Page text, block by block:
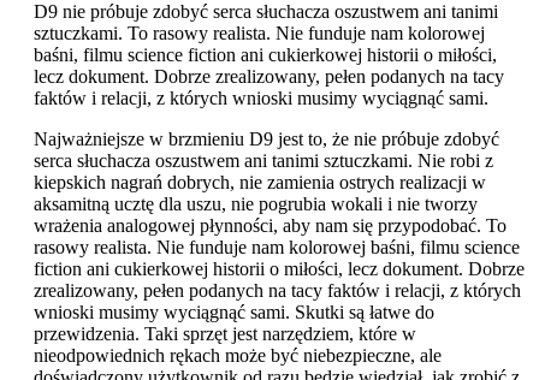
D9 nie próbuje zdobyć serca słuchacza oszustwem ani tanimi
sztuczkami. To rasowy realista. Nie funduje nam kolorowej
baśni, filmu science fiction ani cukierkowej historii o miłości,
lecz dokument. Dobrze zrealizowany, pełen podanych na tacy
faktów i relacji, z których wnioski musimy wyciągnąć sami.
Najważniejsze w brzmieniu D9 jest to, że nie próbuje zdobyć
serca słuchacza oszustwem ani tanimi sztuczkami. Nie robi z
kiepskich nagrań dobrych, nie zamienia ostrych realizacji w
aksamitną ucztę dla uszu, nie pogrubia wokali i nie tworzy
wrażenia analogowej płynności, aby nam się przypodobać. To
rasowy realista. Nie funduje nam kolorowej baśni, filmu science
fiction ani cukierkowej historii o miłości, lecz dokument. Dobrze
zrealizowany, pełen podanych na tacy faktów i relacji, z których
wnioski musimy wyciągnąć sami. Skutki są łatwe do
przewidzenia. Taki sprzęt jest narzędziem, które w
nieodpowiednich rękach może być niebezpieczne, ale